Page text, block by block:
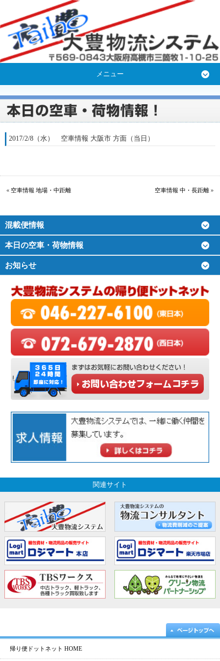
メニュー
2017/2/8（水） 空車情報 大阪市 方面（当日）
« 空車情報 地場・中距離 空車情報 中・長距離 »
混載便情報
本日の空車・荷物情報
お知らせ
関連サイト
帰り便ドットネット HOME